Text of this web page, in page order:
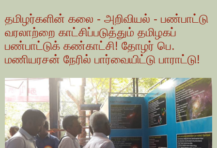
தமிழர்களின் கலை - அறிவியல் - பண்பாட்டு
வரலாற்றை காட்சிப்படுத்தும் தமிழகப்
பண்பாட்டுக் கண்காட்சி! தோழர் பெ.
மணியரசன் நேரில் பார்வையிட்டு பாராட்டு!